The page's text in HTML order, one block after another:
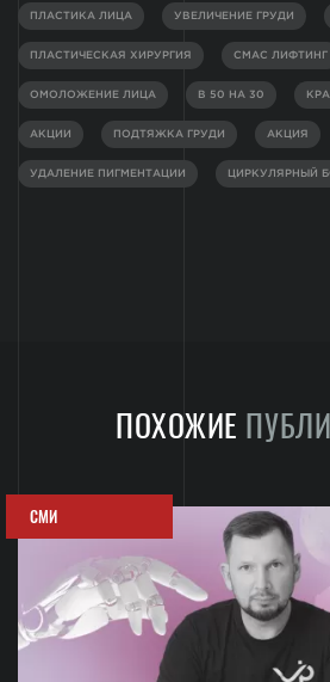
ПЛАСТИКА ЛИЦА УВЕЛИЧЕНИЕ ГРУДИ
ПЛАСТИЧЕСКАЯ ХИРУРГИЯ СМАС ЛИФТИНГ
ОМОЛОЖЕНИЕ ЛИЦА В 50 НА 30
АКЦИИ ПОДТЯЖКА ГРУДИ АКЦИЯ
УДАЛЕНИЕ ПИГМЕНТАЦИИ ЦИРКУЛЯРНЫЙ
ПОХОЖИЕ
СМИ